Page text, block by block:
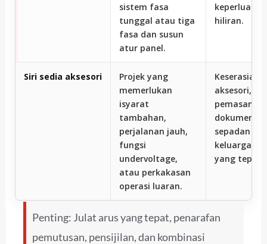
sistem fasa
tunggal atau tiga
fasa dan susun
atur panel.
keperluan
hiliran.
Siri sedia aksesori
Projek yang
memerlukan
isyarat
tambahan,
perjalanan jauh,
fungsi
undervoltage,
atau perkakasan
operasi luaran.
Keserasian
aksesori,
sepadan
keluarga
yang tepat.
Penting: Julat arus yang tepat, penarafan
pemutusan, pensijilan, dan kombinasi